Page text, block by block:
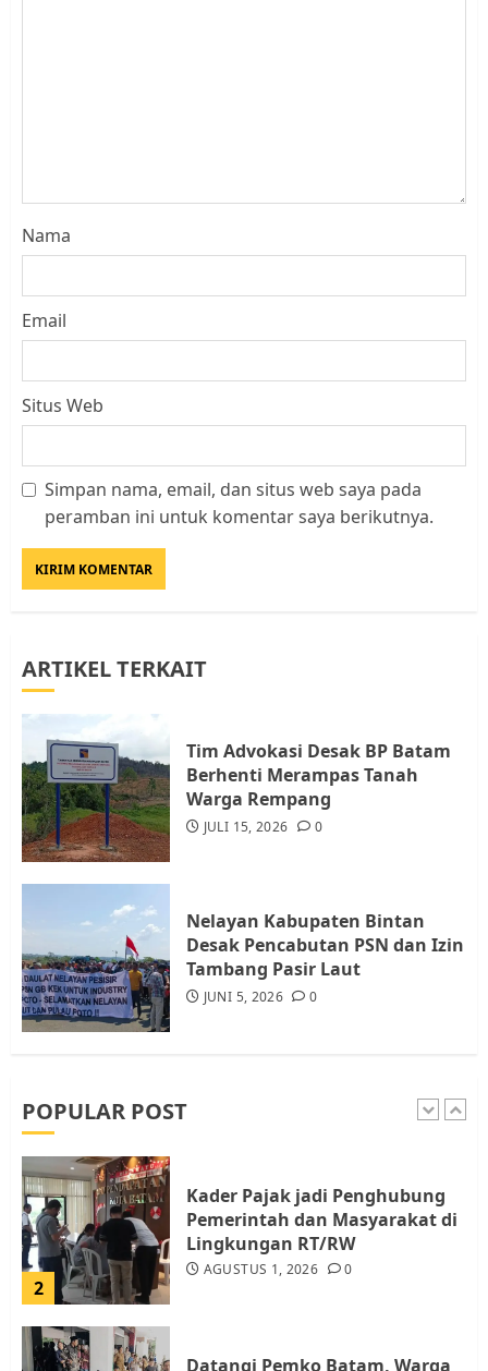
Nama
Email
Situs Web
Simpan nama, email, dan situs web saya pada
peramban ini untuk komentar saya berikutnya.
ARTIKEL TERKAIT
Tim Advokasi Desak BP Batam
Berhenti Merampas Tanah
Warga Rempang
JULI 15, 2026 0
Nelayan Kabupaten Bintan
Desak Pencabutan PSN dan Izin
Tambang Pasir Laut
JUNI 5, 2026 0
POPULAR POST
Datangi Pemko Batam, Warga
4
Warga Rempang Ajukan
Resahkan Warga
JULI 17, 2026 0
5
JULI 15, 2026 0
1
2
Kader Pajak jadi Penghubung
Pemerintah dan Masyarakat di
Lingkungan RT/RW
AGUSTUS 1, 2026 0
Datangi Pemko Batam, Warga